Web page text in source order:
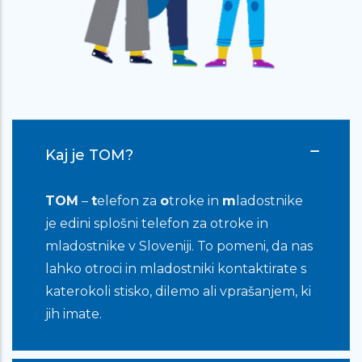
me ne jemljejo resno, kot me ne
mama. Upam, da kar sem napisal, ni
prevelika zmešnjava. Vem, da niste
pišem (kot sem že prej napisal),
pomaga.
Zelo veliko mi pomeni, da se nekdo
pogovarja z mano na takšen način kot
se vi, da verjamete da mi lahko uspe
zahvalila za pogovor in podporo, to
Kaj je TOM?
TOM – telefon za otroke in m ladostnike
je edini splošni telefon za otroke in
mladostnike v Sloveniji. To pomeni, da nas
lahko otroci in mladostniki kontaktirate s
katerokoli stisko, dilemo ali vprašanjem, ki
jih imate.